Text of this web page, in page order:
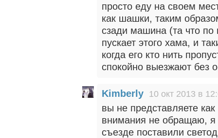
просто еду на своем
как шашки, таким
сзади машина (та что
пускает этого хама, и
когда его кто нить
спокойно выезжают без
Kimberly 10 окт 2013 в
вы не представляете
внимания не обращаю, я
съезде поставили